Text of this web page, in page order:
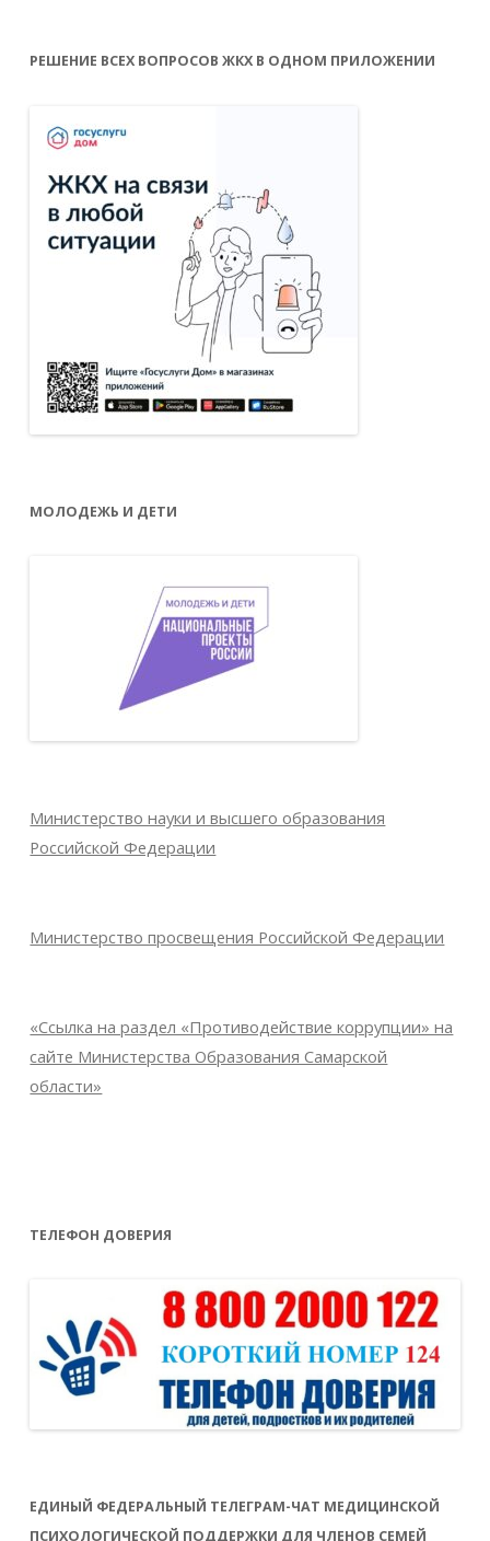
РЕШЕНИЕ ВСЕХ ВОПРОСОВ ЖКХ В ОДНОМ ПРИЛОЖЕНИИ
МОЛОДЕЖЬ И ДЕТИ
Министерство науки и высшего образования
Российской Федерации
Министерство просвещения Российской Федерации
«Ссылка на раздел «Противодействие коррупции» на
сайте Министерства Образования Самарской
области»
ТЕЛЕФОН ДОВЕРИЯ
ЕДИНЫЙ ФЕДЕРАЛЬНЫЙ ТЕЛЕГРАМ-ЧАТ МЕДИЦИНСКОЙ
ПСИХОЛОГИЧЕСКОЙ ПОДДЕРЖКИ ДЛЯ ЧЛЕНОВ СЕМЕЙ